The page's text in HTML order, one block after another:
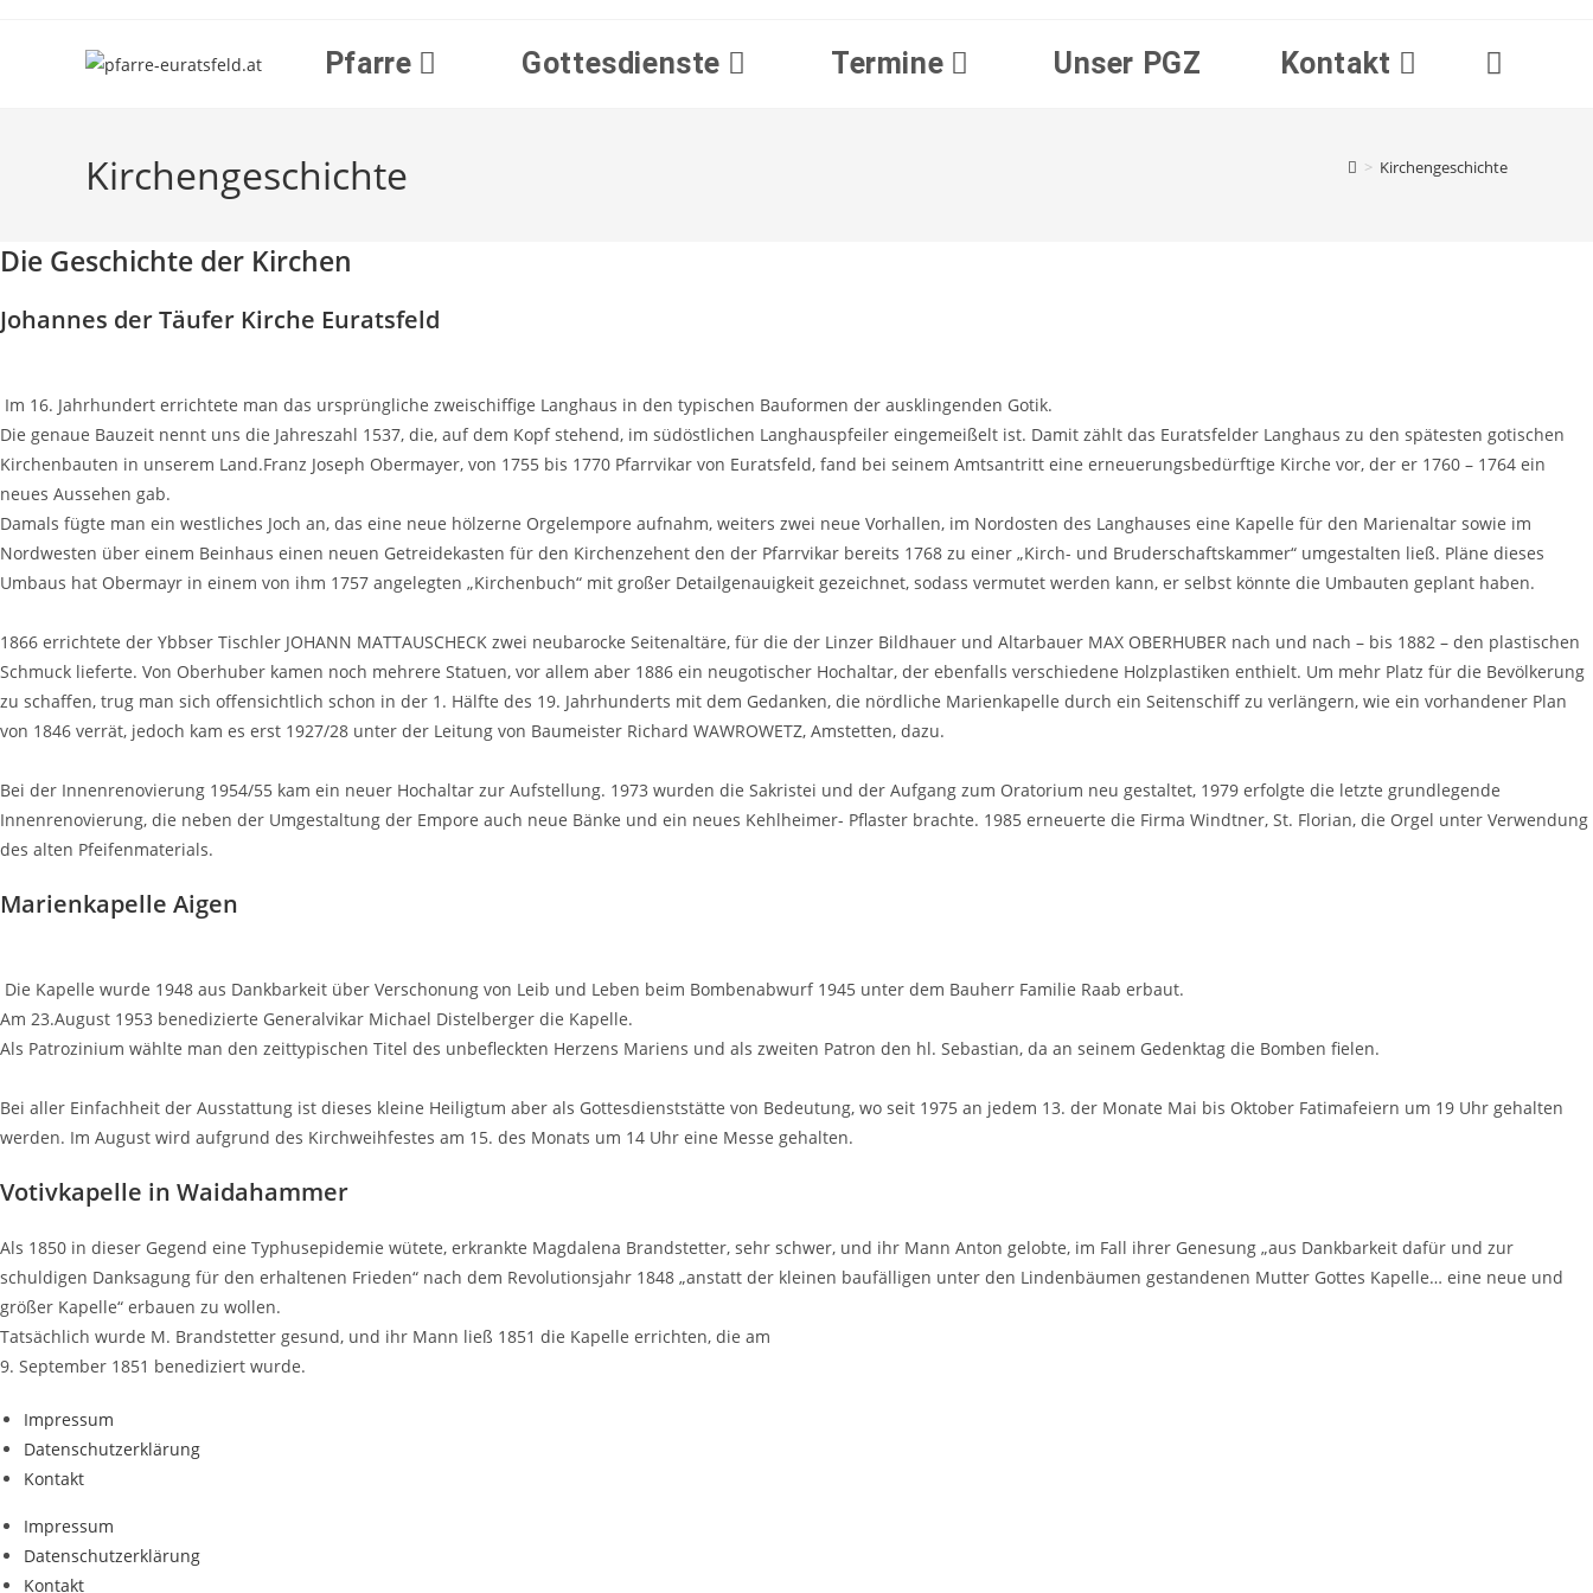
Pfarre Gottesdienste Termine Unser PGZ Kontakt
Kirchengeschichte > Kirchengeschichte
Die Geschichte der Kirchen
Johannes der Täufer Kirche Euratsfeld
Im 16. Jahrhundert errichtete man das ursprüngliche zweischiffige Langhaus in den typischen Bauformen der ausklingenden Gotik.
Die genaue Bauzeit nennt uns die Jahreszahl 1537, die, auf dem Kopf stehend, im südöstlichen Langhauspfeiler eingemeißelt ist. Damit zählt das Euratsfelder Langhaus zu den spätesten gotischen
Kirchenbauten in unserem Land.Franz Joseph Obermayer, von 1755 bis 1770 Pfarrvikar von Euratsfeld, fand bei seinem Amtsantritt eine erneuerungsbedürftige Kirche vor, der er 1760 – 1764 ein
neues Aussehen gab.
Damals fügte man ein westliches Joch an, das eine neue hölzerne Orgelempore aufnahm, weiters zwei neue Vorhallen, im Nordosten des Langhauses eine Kapelle für den Marienaltar sowie im
Nordwesten über einem Beinhaus einen neuen Getreidekasten für den Kirchenzehent den der Pfarrvikar bereits 1768 zu einer „Kirch- und Bruderschaftskammer“ umgestalten ließ. Pläne dieses
Umbaus hat Obermayr in einem von ihm 1757 angelegten „Kirchenbuch“ mit großer Detailgenauigkeit gezeichnet, sodass vermutet werden kann, er selbst könnte die Umbauten geplant haben.
1866 errichtete der Ybbser Tischler JOHANN MATTAUSCHECK zwei neubarocke Seitenaltäre, für die der Linzer Bildhauer und Altarbauer MAX OBERHUBER nach und nach – bis 1882 – den plastischen
Schmuck lieferte. Von Oberhuber kamen noch mehrere Statuen, vor allem aber 1886 ein neugotischer Hochaltar, der ebenfalls verschiedene Holzplastiken enthielt. Um mehr Platz für die Bevölkerung
zu schaffen, trug man sich offensichtlich schon in der 1. Hälfte des 19. Jahrhunderts mit dem Gedanken, die nördliche Marienkapelle durch ein Seitenschiff zu verlängern, wie ein vorhandener Plan
von 1846 verrät, jedoch kam es erst 1927/28 unter der Leitung von Baumeister Richard WAWROWETZ, Amstetten, dazu.
Bei der Innenrenovierung 1954/55 kam ein neuer Hochaltar zur Aufstellung. 1973 wurden die Sakristei und der Aufgang zum Oratorium neu gestaltet, 1979 erfolgte die letzte grundlegende
Innenrenovierung, die neben der Umgestaltung der Empore auch neue Bänke und ein neues Kehlheimer- Pflaster brachte. 1985 erneuerte die Firma Windtner, St. Florian, die Orgel unter Verwendung
des alten Pfeifenmaterials.
Marienkapelle Aigen
Die Kapelle wurde 1948 aus Dankbarkeit über Verschonung von Leib und Leben beim Bombenabwurf 1945 unter dem Bauherr Familie Raab erbaut.
Am 23.August 1953 benedizierte Generalvikar Michael Distelberger die Kapelle.
Als Patrozinium wählte man den zeittypischen Titel des unbefleckten Herzens Mariens und als zweiten Patron den hl. Sebastian, da an seinem Gedenktag die Bomben fielen.
Bei aller Einfachheit der Ausstattung ist dieses kleine Heiligtum aber als Gottesdienststätte von Bedeutung, wo seit 1975 an jedem 13. der Monate Mai bis Oktober Fatimafeiern um 19 Uhr gehalten
werden. Im August wird aufgrund des Kirchweihfestes am 15. des Monats um 14 Uhr eine Messe gehalten.
Votivkapelle in Waidahammer
Als 1850 in dieser Gegend eine Typhusepidemie wütete, erkrankte Magdalena Brandstetter, sehr schwer, und ihr Mann Anton gelobte, im Fall ihrer Genesung „aus Dankbarkeit dafür und zur
schuldigen Danksagung für den erhaltenen Frieden“ nach dem Revolutionsjahr 1848 „anstatt der kleinen baufälligen unter den Lindenbäumen gestandenen Mutter Gottes Kapelle… eine neue und
größer Kapelle“ erbauen zu wollen.
Tatsächlich wurde M. Brandstetter gesund, und ihr Mann ließ 1851 die Kapelle errichten, die am
9. September 1851 benediziert wurde.
Impressum
Datenschutzerklärung
Kontakt
Impressum
Datenschutzerklärung
Kontakt